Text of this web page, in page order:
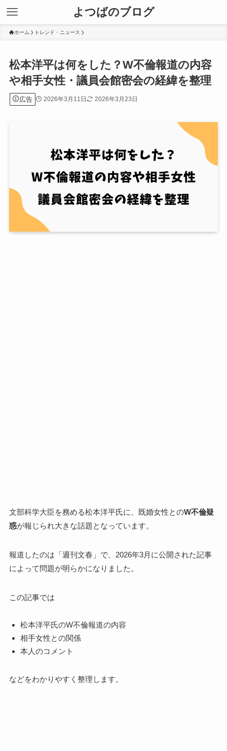
よつばのブログ
ホーム トレンド・ニュース
松本洋平は何をした？W不倫報道の内容
や相手女性・議員会館密会の経緯を整理
広告 2026年3月11日 2026年3月23日
文部科学大臣を務める松本洋平氏に、既婚女性とのW不倫疑
惑が報じられ大きな話題となっています。
報道したのは「週刊文春」で、2026年3月に公開された記事
によって問題が明らかになりました。
この記事では
松本洋平氏のW不倫報道の内容
相手女性との関係
本人のコメント
などをわかりやすく整理します。